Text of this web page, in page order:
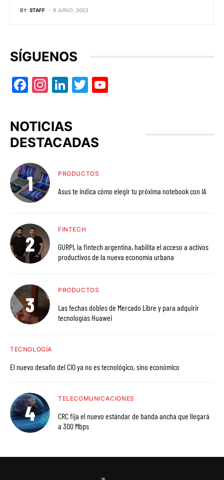
BY STAFF 9 JUNIO, 2023
SÍGUENOS
Facebook
Instagram
LinkedIn
Twitter
NOTICIAS
DESTACADAS
PRODUCTOS
Asus te indica cómo elegir tu próxima notebook con IA
FINTECH
GURPI, la fintech argentina, habilita el acceso a activos
productivos de la nueva economía urbana
PRODUCTOS
Las fechas dobles de Mercado Libre y para adquirir
tecnologías Huawei
TECNOLOGÍA
El nuevo desafío del CIO ya no es tecnológico, sino económico
TELECOMUNICACIONES
CRC fija el nuevo estándar de banda ancha que llegará
a 300 Mbps